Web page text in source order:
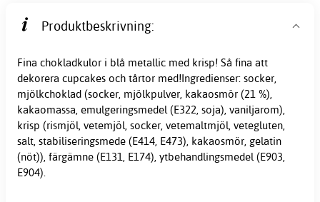
Produktbeskrivning:
Fina chokladkulor i blå metallic med krisp! Så fina att
dekorera cupcakes och tårtor med!Ingredienser: socker,
mjölkchoklad (socker, mjölkpulver, kakaosmör (21 %),
kakaomassa, emulgeringsmedel (E322, soja), vaniljarom),
krisp (rismjöl, vetemjöl, socker, vetemaltmjöl, vetegluten,
salt, stabiliseringsmede (E414, E473), kakaosmör, gelatin
(nöt)), färgämne (E131, E174), ytbehandlingsmedel (E903,
E904).